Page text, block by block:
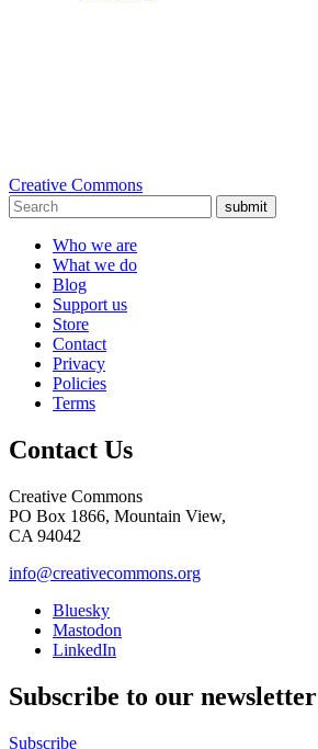
Creative Commons
submit
Who we are
What we do
Blog
Support us
Store
Contact
Privacy
Policies
Terms
Contact Us
Creative Commons
PO Box 1866, Mountain View,
CA 94042
info@creativecommons.org
Bluesky
Mastodon
LinkedIn
Subscribe to our newsletter
Subscribe